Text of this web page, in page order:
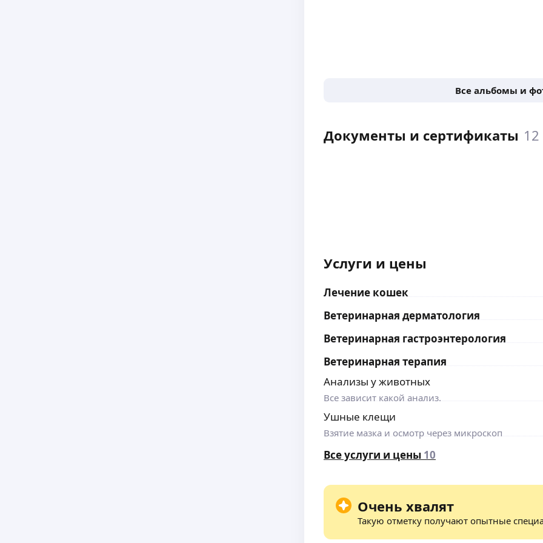
Все альбомы и
Документы и сертификаты 12
Услуги и цены
Лечение кошек
Ветеринарная дерматология
Ветеринарная гастроэнтерология
Ветеринарная терапия
Анализы у животных
Все зависит какой анализ.
Ушные клещи
Взятие мазка и осмотр через микроскоп
Все услуги и цены 10
Очень хвалят
Такую отметку получают опытные